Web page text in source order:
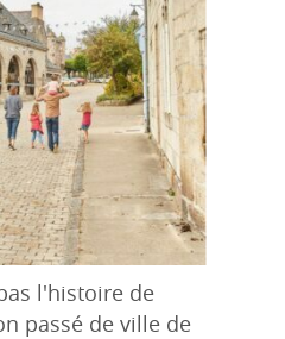
l'histoire de
passé de ville de